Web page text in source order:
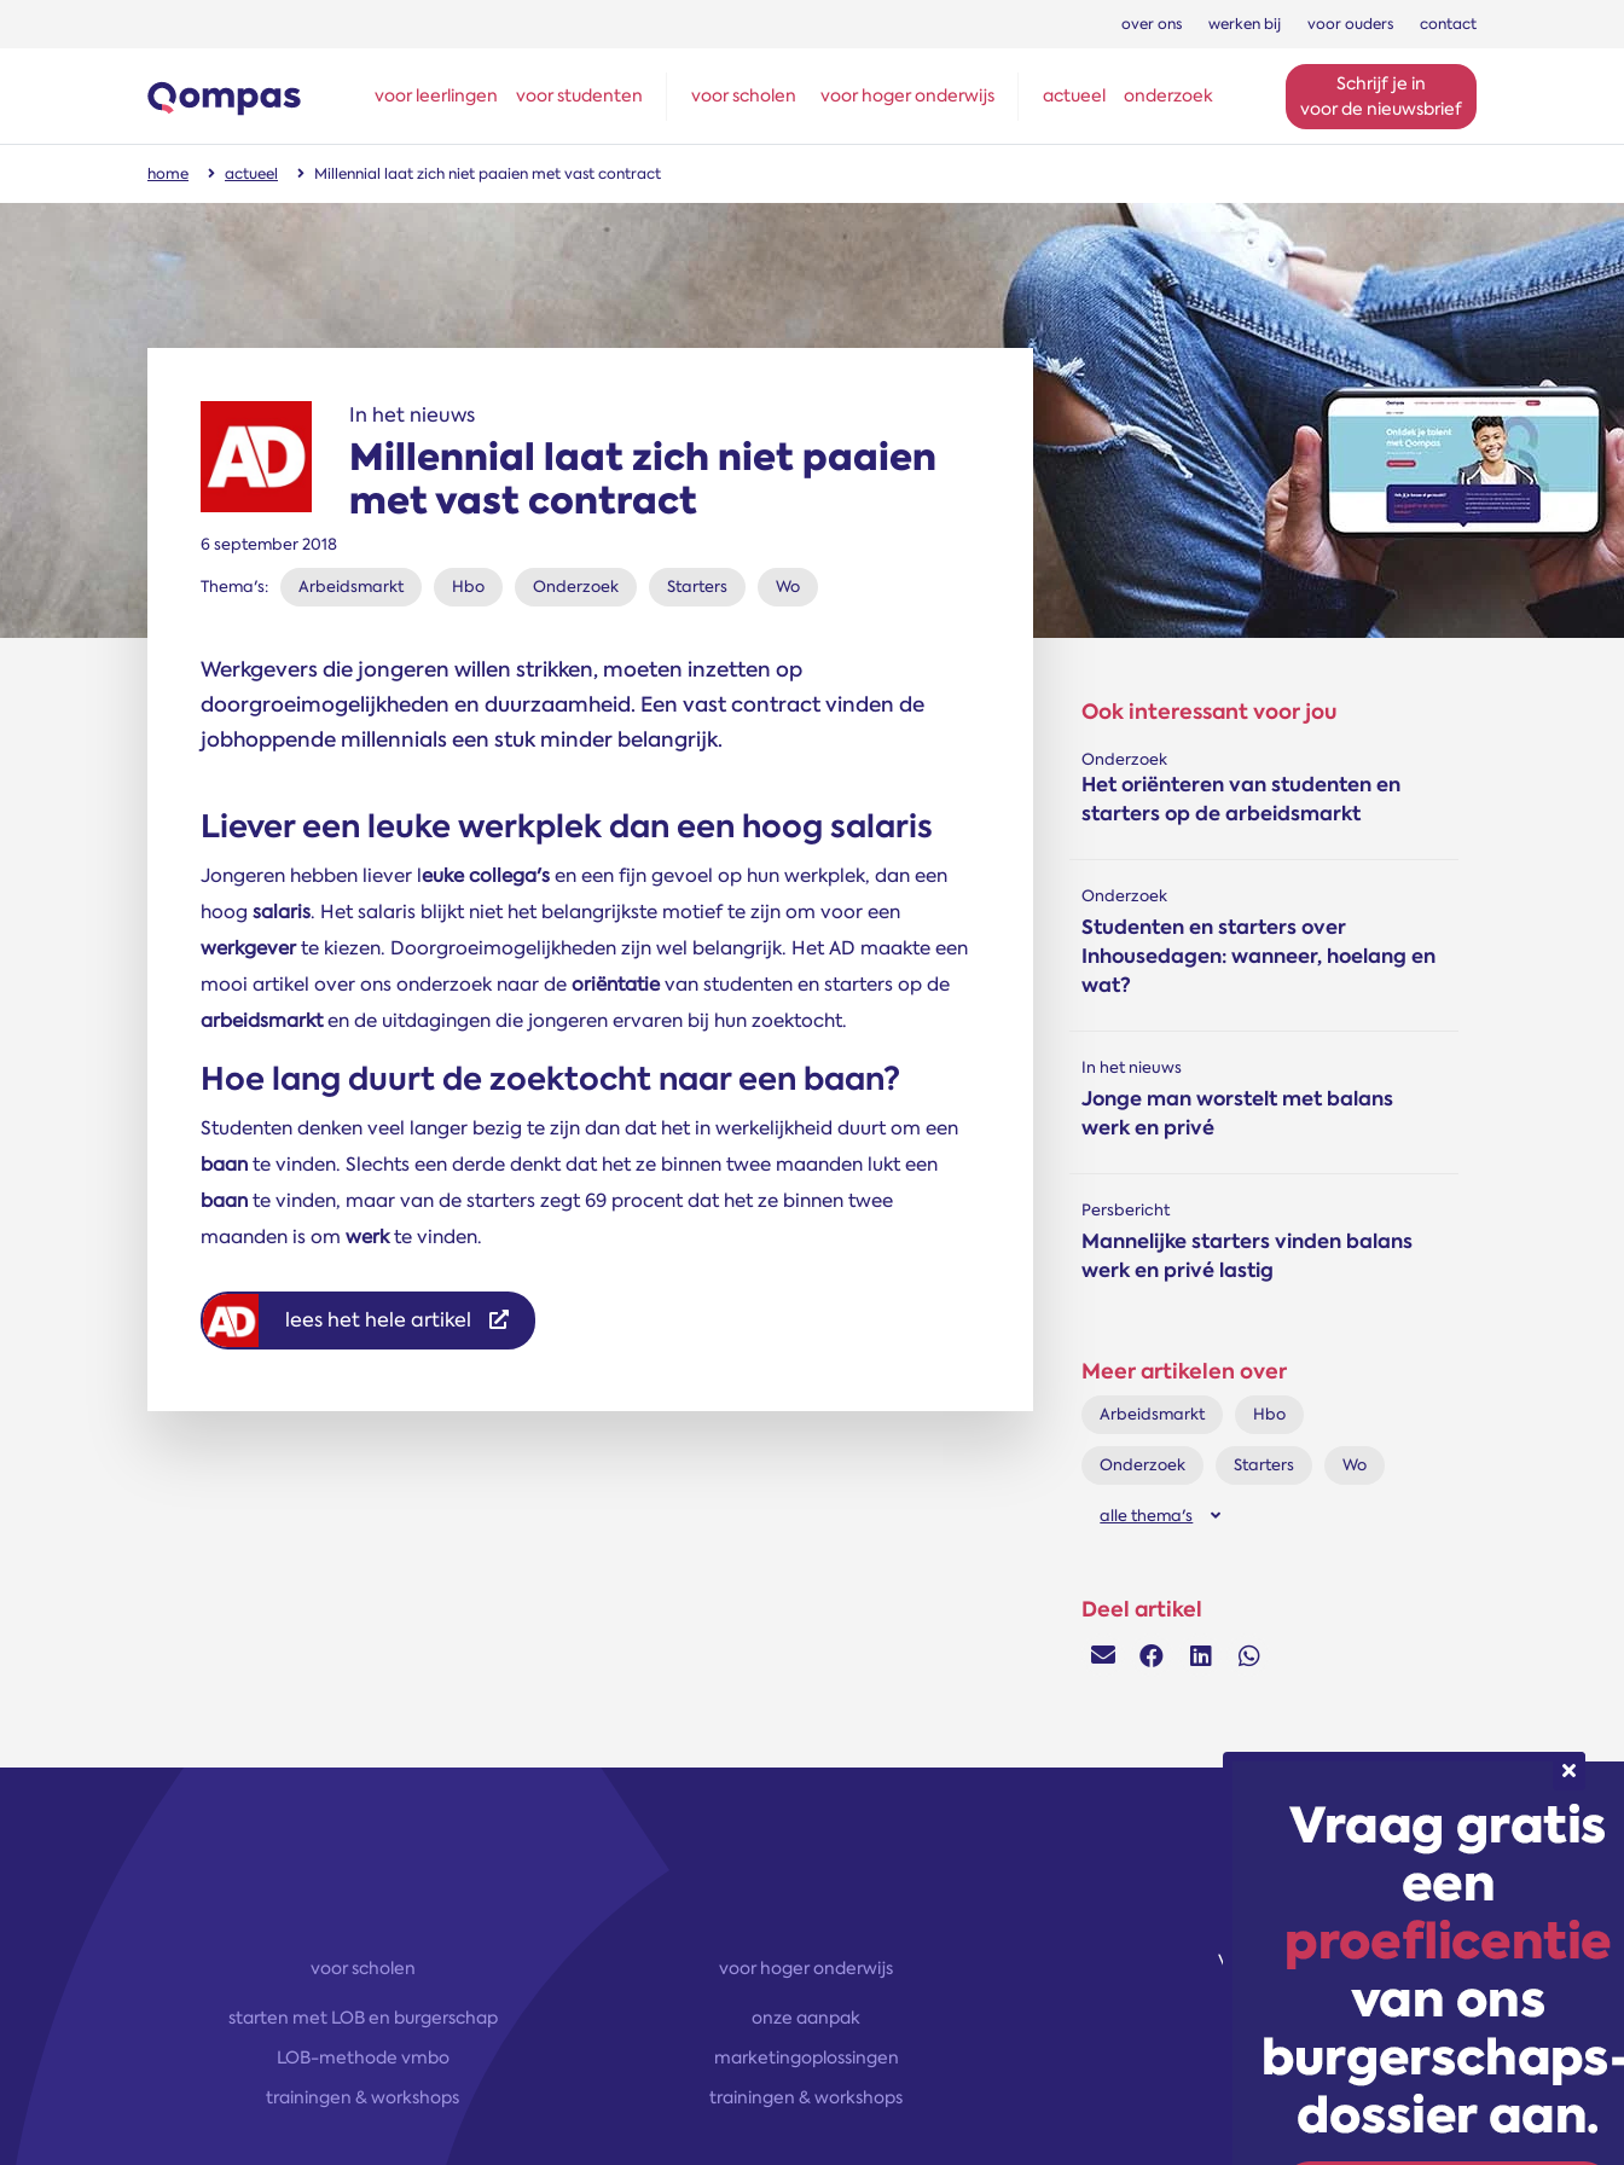
over ons werken bij voor ouders contact
voor leerlingen voor studenten voor scholen voor hoger onderwijs actueel onderzoek
Schrijf je in
voor de nieuwsbrief
home actueel Millennial laat zich niet paaien met vast contract
In het nieuws
Millennial laat zich niet paaien
met vast contract
6 september 2018
Thema's: Arbeidsmarkt Hbo Onderzoek Starters Wo
Werkgevers die jongeren willen strikken, moeten inzetten op
doorgroeimogelijkheden en duurzaamheid. Een vast contract vinden de
jobhoppende millennials een stuk minder belangrijk.
Liever een leuke werkplek dan een hoog salaris
Jongeren hebben liever leuke collega'sen een fijn gevoel op hun werkplek, dan een
hoog salaris. Het salaris blijkt niet het belangrijkste motief te zijn om voor een
werkgeverte kiezen. Doorgroeimogelijkheden zijn wel belangrijk. Het AD maakte een
mooi artikel over ons onderzoek naar deoriëntatievan studenten en starters op de
arbeidsmarkten de uitdagingen die jongeren ervaren bij hun zoektocht.
Hoe lang duurt de zoektocht naar een baan?
Studenten denken veel langer bezig te zijn dan dat het in werkelijkheid duurt om een
baante vinden. Slechts een derde denkt dat het ze binnen twee maanden lukt een
baante vinden, maar van de starters zegt 69 procent dat het ze binnen twee
maanden is om werkte vinden.
lees het hele artikel
Ook interessant voor jou
Onderzoek
Het oriënteren van studenten en
starters op de arbeidsmarkt
Onderzoek
Studenten en starters over
Inhousedagen: wanneer, hoelang en
wat?
In het nieuws
Jonge man worstelt met balans
werk en privé
Persbericht
Mannelijke star­ters vinden balans
werk en privé lastig
Meer artikelen over
Arbeidsmarkt Hbo
Onderzoek Starters Wo
alle thema's
Deel artikel
voor scholen
starten met LOB en burgerschap
LOB-methode vmbo
trainingen & workshops
voor hoger onderwijs
onze aanpak
marketingoplossingen
trainingen & workshops
Volg ons!